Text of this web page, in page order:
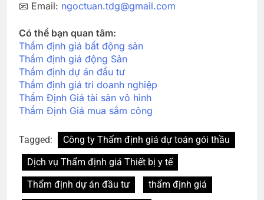
📧 Email: ngoctuan.tdg@gmail.com
Có thể bạn quan tâm:
Thẩm định giá bất động sản
Thẩm định giá động Sản
Thẩm định dự án đầu tư
Thẩm định giá tri doanh nghiệp
Thẩm Định Giá tài sản vô hình
Thẩm Định Giá mua sắm công
Tagged:
Công ty Thẩm định giá dự toán gói thầu
Dịch vụ Thẩm định giá Thiết bị y tế
Thẩm định dự án đầu tư
thẩm định giá